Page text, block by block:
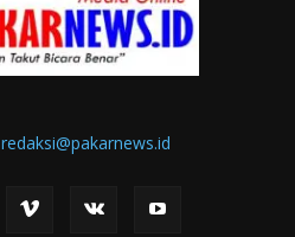
redaksi@pakarnews.id